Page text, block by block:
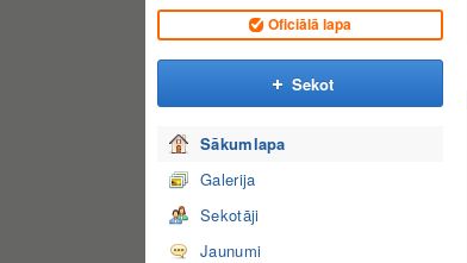
Oficiālā lapa
Sekot
Sākumlapa
Galerija
Sekotāji
Jaunumi